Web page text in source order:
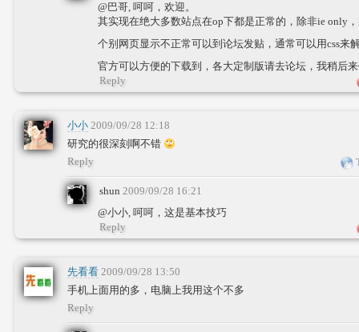
@巴哥, 呵呵，欢迎。
其实现在绝大多数站点在op下都是正常的，除非ie only
个别网页显示不正常可以到论坛发贴，通常可以用css来
官方可以方便的下载到，各大定制版请去论坛，我稍后
Reply
小小 2009/09/28 12:18
研究的很深刻啊不错
Reply
shun 2009/09/28 16:21
@小小, 呵呵，这是基本技巧
Reply
先看看 2009/09/28 13:50
手机上面用的多，电脑上我用这个不多
Reply